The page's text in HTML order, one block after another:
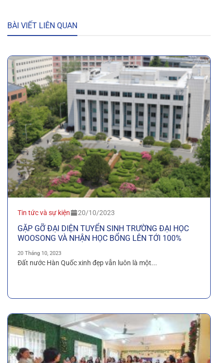
BÀI VIẾT LIÊN QUAN
Tin tức và sự kiện 20/10/2023
GẶP GỠ ĐẠI DIỆN TUYỂN SINH TRƯỜNG ĐẠI HỌC
WOOSONG VÀ NHẬN HỌC BỔNG LÊN TỚI 100%
20 Tháng 10, 2023
Đất nước Hàn Quốc xinh đẹp vẫn luôn là một...